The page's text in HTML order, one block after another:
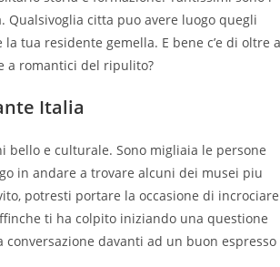
citta puo avere luogo quegli
tua residente gemella. E bene c’e di oltre a
a romantici del ripulito?
Italia
e culturale. Sono migliaia le persone
in andare a trovare alcuni dei musei piu
potresti portare la occasione di incrociare
ti ha colpito iniziando una questione
davanti ad un buon espresso